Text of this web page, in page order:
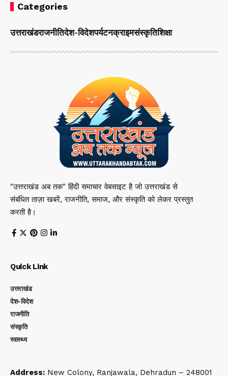
Categories
उत्तराखंडराजनीतिदेश-विदेशपर्यटनक्राइमसंस्कृतिशिक्षा
"उत्तराखंड अब तक" हिंदी समाचार वेबसाइट है जो उत्तराखंड से
संबंधित ताज़ा खबरें, राजनीति, समाज, और संस्कृति को लेकर प्रस्तुत
करती है।
Quick Link
उत्तराखंड
देश-विदेश
राजनीति
संस्कृति
स्वास्थ्य
Address: New Colony, Ranjawala, Dehradun – 248001